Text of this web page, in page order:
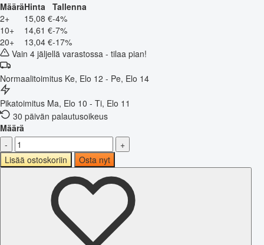
MääräHinta Tallenna
2+
15,08 €-4%
10+
14,61 €-7%
20+
13,04 €-17%
Vain 4 jäljellä varastossa - tilaa pian!
Normaalitoimitus Ke, Elo 12 - Pe, Elo 14
Pikatoimitus Ma, Elo 10 - Ti, Elo 11
30 päivän palautusoikeus
Määrä
-
+
Lisää ostoskoriin
Osta nyt